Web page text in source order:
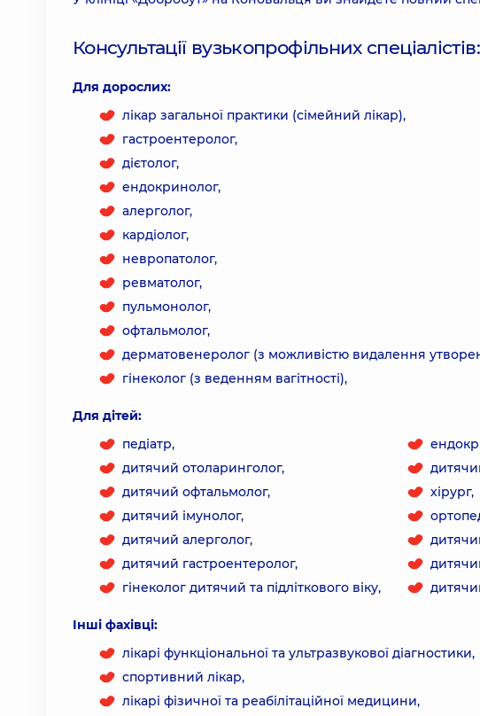
Консультації вузькопрофільних спеціалістів:
Для дорослих:
лікар загальної практики (сімейний лікар),
гастроентеролог,
дієтолог,
ендокринолог,
алерголог,
кардіолог,
невропатолог,
ревматолог,
пульмонолог,
офтальмолог,
дерматовенеролог (з можливістю видалення
гінеколог (з веденням вагітності),
Для дітей:
педіатр,
дитячий отоларинголог,
дитячий офтальмолог,
дитячий імунолог,
дитячий алерголог,
дитячий гастроентеролог,
гінеколог дитячий та підліткового віку,
хірург,
Інші фахівці:
лікарі функціональної та ультразвукової діагностики,
спортивний лікар,
лікарі фізичної та реабілітаційної медицини,